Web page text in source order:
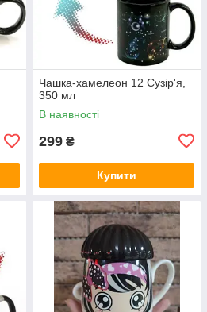
Чашка-хамелеон 12 Сузір'я,
350 мл
В наявності
299 ₴
Купити